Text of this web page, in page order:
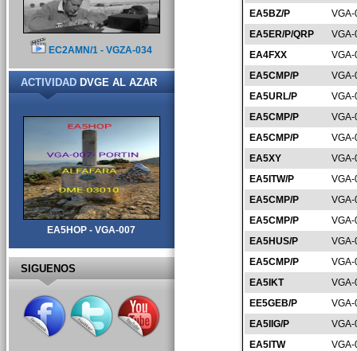
EA5BZ/P
EA5ER/P/QRP
EA4FXX
EA5CMP/P
EA5URL/P
EA5CMP/P
EA5CMP/P
EA5XY
EA5ITW/P
EA5CMP/P
EA5CMP/P
EA5HUS/P
EA5CMP/P
EA5IKT
EE5GEB/P
EA5IIG/P
EA5ITW
EC2AMN/1 - VGZA-034
ACTIVIDADDVGE AL AZAR
EA5HOP - VGA-007
SIGUENOS